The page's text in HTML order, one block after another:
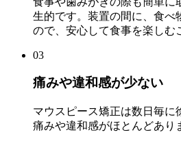
生的です。装置の間に、食べ
ので、安心して食事を楽しむ
03
痛みや違和感が少ない
マウスピース矯正は数日毎に
痛みや違和感がほとんどあり